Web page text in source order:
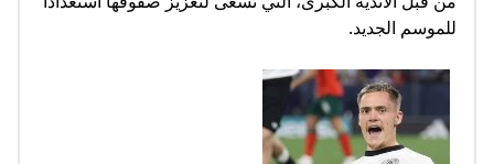
للموسم الجديد.